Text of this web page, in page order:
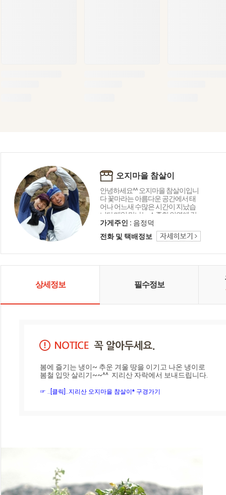
오지마을 참살이
안녕하세요^^ 오지마을 참살이입니
다 꽃마라는 아름다운 공간에서 태
어나 어느새 수많은 시간이 지났습
니다 매일 만나는 소중한 인연에 감
사드리며 오늘도 좋은 상품 감사의
마음을 담아 행복 미소로 전해드립
니다 함께해 주셔서 고맙습니다 ^_^
가게주인 : 음정덕
전화 및 택배정보
상세정보 필수정보
봄에 즐기는 냉이~ 추운 겨울 땅을 이기고 나온 냉이로
봄철 입맛 살리기~~^^  지리산 자락에서 보내드립니다.
☞ ..[클릭]..지리산 오지마을 참살이* 구경가기